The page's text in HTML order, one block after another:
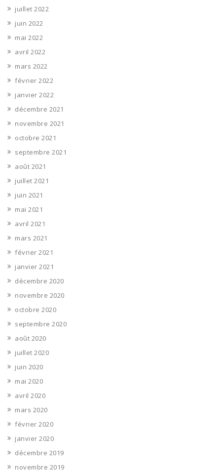
juillet 2022
juin 2022
mai 2022
avril 2022
mars 2022
février 2022
janvier 2022
décembre 2021
novembre 2021
octobre 2021
septembre 2021
août 2021
juillet 2021
juin 2021
mai 2021
avril 2021
mars 2021
février 2021
janvier 2021
décembre 2020
novembre 2020
octobre 2020
septembre 2020
août 2020
juillet 2020
juin 2020
mai 2020
avril 2020
mars 2020
février 2020
janvier 2020
décembre 2019
novembre 2019